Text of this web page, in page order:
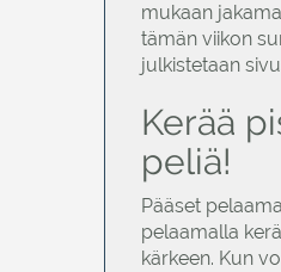
mukaan
tämän viikon
julkistetaan
Kerää
peliä!
Pääset
pelaamalla
kärkeen. Kun